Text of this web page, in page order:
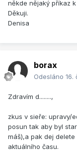
někde nějaký příkaz
Děkuji.
Denisa
borax
Odesláno 16.
Zdravím d........,
zkus v sieře: upravy/
posun tak aby byl
máš),a pak dej
aktuálního času.